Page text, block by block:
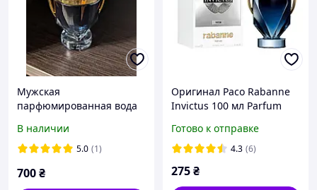
Мужская
парфюмированная вода
Parfum (Пако Рабан
Инвиктус Парфюм) 100
древесный аромат
В наличии
5.0 (1)
700₴
Оригинал Paco Rabanne
Invictus 100 мл Parfum
Готово к отправке
4.3 (6)
275₴